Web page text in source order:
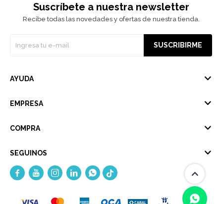
Suscríbete a nuestra newsletter
Recibe todas las novedades y ofertas de nuestra tienda.
SUSCRIBIRME
AYUDA
EMPRESA
COMPRA
SEGUINOS
    